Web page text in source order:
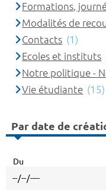
Formations,
Modalités de
Contacts (1)
Ecoles et instituts
Notre politique -
Vie étudiante (15)
Par date de
Du